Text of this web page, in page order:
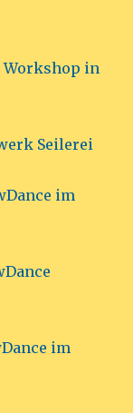
Workshop in
Seilerei
im
im